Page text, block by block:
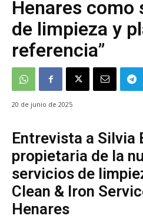
Henares como
de limpieza y
referencia”
20 de junio de 2025
Entrevista a Silvia
propietaria de la
servicios de
Clean & Iron
Henares